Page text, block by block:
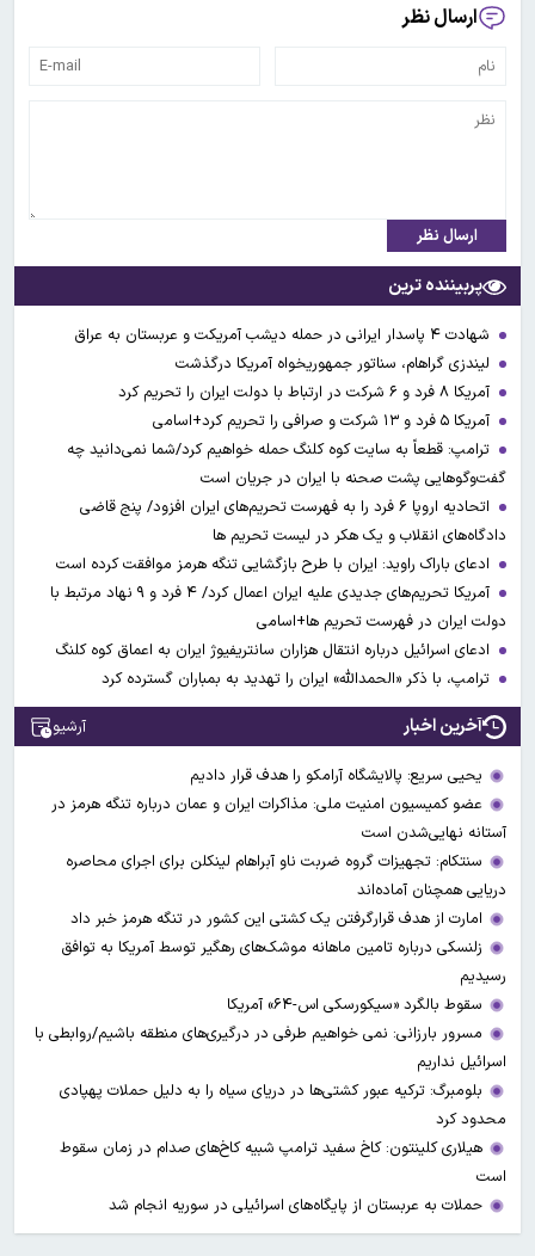
ارسال نظر
ارسال نظر
پربیننده ترین
شهادت ۴ پاسدار ایرانی در حمله دیشب آمریکت و عربستان به عراق
لیندزی گراهام، سناتور جمهوریخواه آمریکا درگذشت
آمریکا ۸ فرد و ۶ شرکت در ارتباط با دولت ایران را تحریم کرد
آمریکا ۵ فرد و ۱۳ شرکت و صرافی را تحریم کرد+اسامی
ترامپ: قطعاً به سایت کوه کلنگ حمله خواهیم کرد/شما نمی‌دانید چه
گفت‌وگوهایی پشت صحنه با ایران در جریان است
اتحادیه اروپا ۶ فرد را به فهرست تحریم‌های ایران افزود/ پنج قاضی
دادگاه‌های انقلاب و یک هکر در لیست تحریم ها
ادعای باراک راوید: ایران با طرح بازگشایی تنگه هرمز موافقت کرده است
آمریکا تحریم‌های جدیدی علیه ایران اعمال کرد/ ۴ فرد و ۹ نهاد مرتبط با
دولت ایران در فهرست تحریم ها+اسامی
ادعای اسرائیل درباره انتقال هزاران سانتریفیوژ ایران به اعماق کوه کلنگ
ترامپ، با ذکر «الحمدالله» ایران را تهدید به بمباران گسترده کرد
آخرین اخبار آرشیو
یحیی سریع: پالایشگاه آرامکو را هدف قرار دادیم
عضو کمیسیون امنیت ملی: مذاکرات ایران و عمان درباره تنگه هرمز در
آستانه نهایی‌شدن است
سنتکام: تجهیزات گروه ضربت ناو آبراهام لینکلن برای اجرای محاصره
دریایی همچنان آماده‌اند
امارت از هدف قرارگرفتن یک کشتی این کشور در تنگه هرمز خبر داد
زلنسکی درباره تامین ماهانه موشک‌های رهگیر توسط آمریکا به توافق
رسیدیم
سقوط بالگرد «سیکورسکی اس-۶۴» آمریکا
مسرور بارزانی: نمی خواهیم طرفی در درگیری‌های منطقه باشیم/روابطی با
اسرائیل نداریم
بلومبرگ: ترکیه عبور کشتی‌ها در دریای سیاه را به دلیل حملات پهپادی
محدود کرد
هیلاری کلینتون: کاخ سفید ترامپ شبیه کاخ‌های صدام در زمان سقوط
است
حملات به عربستان از پایگاه‌های اسرائیلی در سوریه انجام شد